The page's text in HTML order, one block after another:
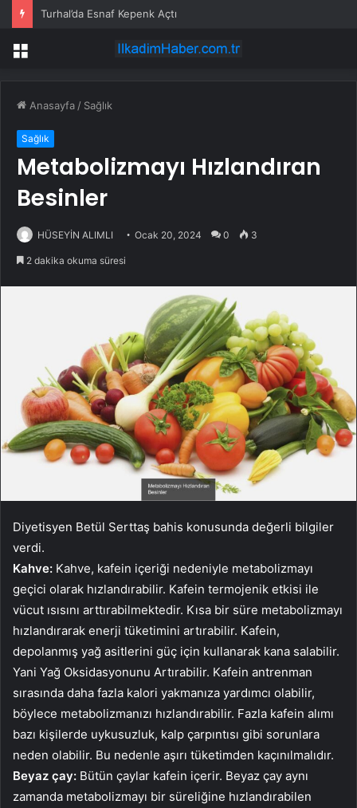
Turhal’da Esnaf Kepenk Açtı
Menü
Anasayfa / Sağlık
Sağlık
Metabolizmayı Hızlandıran
Besinler
HÜSEYİN ALIMLI Ocak 20, 2024 0 3
2 dakika okuma süresi
Diyetisyen Betül Serttaş bahis konusunda değerli bilgiler
verdi.
Kahve: Kahve, kafein içeriği nedeniyle metabolizmayı
geçici olarak hızlandırabilir. Kafein termojenik etkisi ile
vücut ısısını arttırabilmektedir. Kısa bir süre metabolizmayı
hızlandırarak enerji tüketimini artırabilir. Kafein,
depolanmış yağ asitlerini güç için kullanarak kana salabilir.
Yani Yağ Oksidasyonunu Artırabilir. Kafein antrenman
sırasında daha fazla kalori yakmanıza yardımcı olabilir,
böylece metabolizmanızı hızlandırabilir. Fazla kafein alımı
bazı kişilerde uykusuzluk, kalp çarpıntısı gibi sorunlara
neden olabilir. Bu nedenle aşırı tüketimden kaçınılmalıdır.
Beyaz çay: Bütün çaylar kafein içerir. Beyaz çay aynı
zamanda metabolizmayı bir süreliğine hızlandırabilen